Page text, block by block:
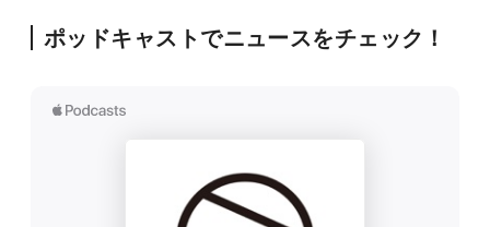
ポッドキャストでニュースをチェック！